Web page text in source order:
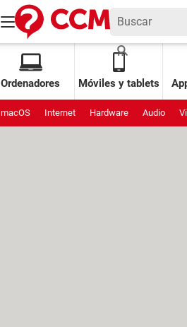
Ordenadores Móviles y tablets
macOS Internet Hardware Audio